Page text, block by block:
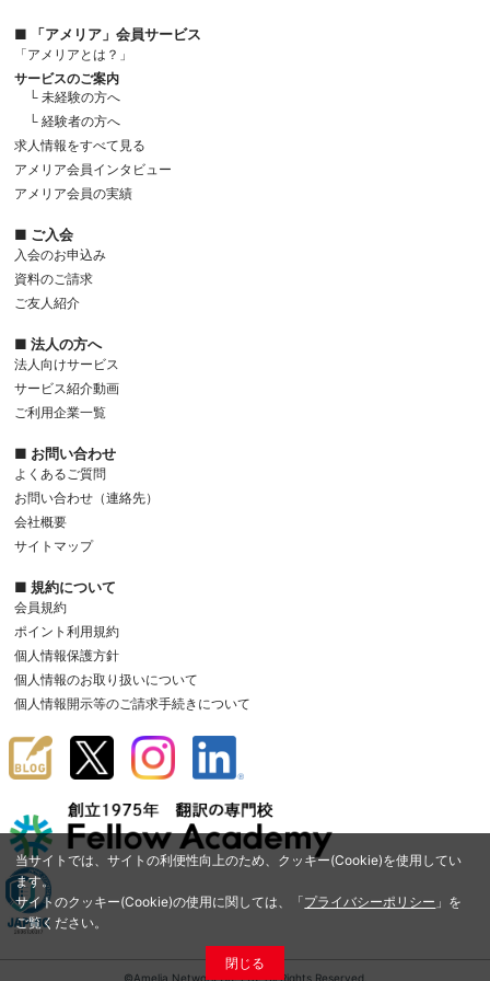
当サイトでは、サイトの利便性向上のため、クッキー(Cookie)を使用してい
ます。
サイトのクッキー(Cookie)の使用に関しては、「プライバシーポリシー 」を
ご覧ください。
閉じる
■ 「アメリア」会員サービス
「アメリアとは？」
サービスのご案内
└ 未経験の方へ
└ 経験者の方へ
求人情報をすべて見る
アメリア会員インタビュー
アメリア会員の実績
■ ご入会
入会のお申込み
資料のご請求
ご友人紹介
■ 法人の方へ
法人向けサービス
サービス紹介動画
ご利用企業一覧
■ お問い合わせ
よくあるご質問
お問い合わせ（連絡先）
会社概要
サイトマップ
■ 規約について
会員規約
ポイント利用規約
個人情報保護方針
個人情報のお取り扱いについて
個人情報開示等のご請求手続きについて
©Amelia Network Co.,Ltd. All Rights Reserved.